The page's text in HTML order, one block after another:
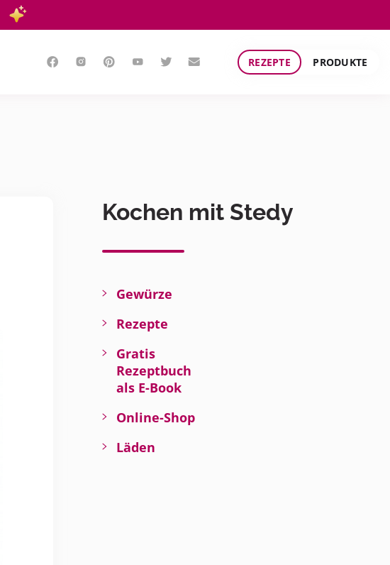
REZEPTE PRODUKTE
Kochen mit Stedy
Gewürze
Rezepte
Gratis
Rezeptbuch
als E-Book
Online-Shop
Läden